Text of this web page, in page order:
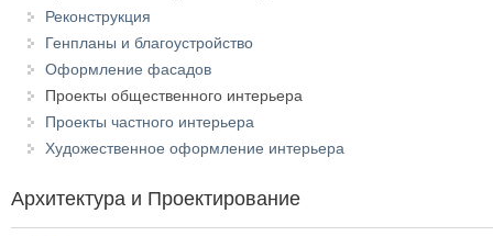
Реконструкция
Генпланы и благоустройство
Оформление фасадов
Проекты общественного интерьера
Проекты частного интерьера
Художественное оформление интерьера
Архитектура и Проектирование